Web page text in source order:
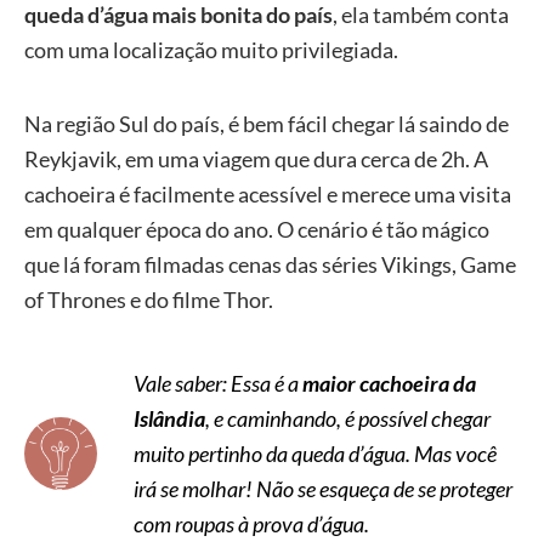
queda d’água mais bonita do país, ela também conta
com uma localização muito privilegiada.
Na região Sul do país, é bem fácil chegar lá saindo de
Reykjavik, em uma viagem que dura cerca de 2h. A
cachoeira é facilmente acessível e merece uma visita
em qualquer época do ano. O cenário é tão mágico
que lá foram filmadas cenas das séries Vikings, Game
of Thrones e do filme Thor.
Vale saber: Essa é amaior cachoeira da
Islândia, e caminhando, é possível chegar
muito pertinho da queda d’água. Mas você
irá se molhar! Não se esqueça de se proteger
com roupas à prova d’água.